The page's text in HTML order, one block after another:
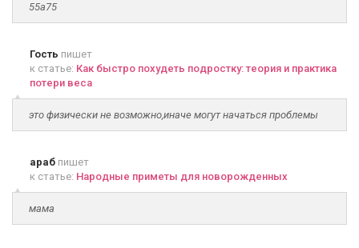
55а75
Гость пишет
к статье: Как быстро похудеть подростку: теория и практика
потери веса
это физически не возможно,иначе могут начаться проблемы
араб пишет
к статье: Народные приметы для новорожденных
мама